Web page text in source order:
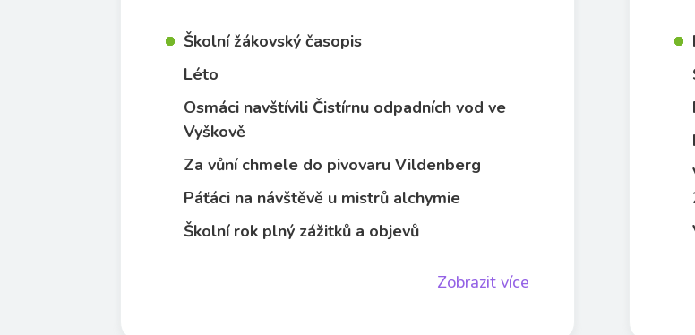
Školní žákovský časopis
Léto
Osmáci navštívili Čistírnu odpadních vod ve
Vyškově
Za vůní chmele do pivovaru Vildenberg
Páťáci na návštěvě u mistrů alchymie
Školní rok plný zážitků a objevů
Zobrazit více